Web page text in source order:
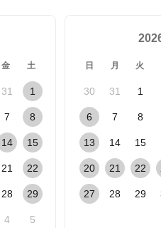
金 土
31 1
7 8
14 15
21 22
28 29
4 5
日 月 火
30 31 1
6 7 8
13 14 15
20 21 22
27 28 29